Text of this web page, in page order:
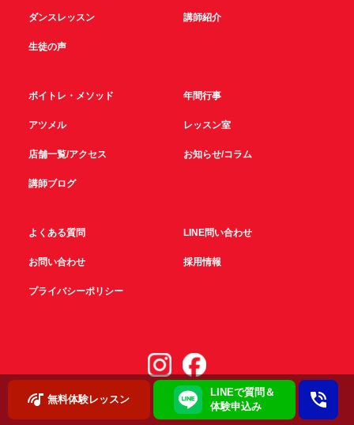
無料体験レッスン
LINEで質問＆
体験申込み
ダンスレッスン 講師紹介
生徒の声
ボイトレ・メソッド 年間行事
アツメル レッスン室
店舗一覧/アクセス お知らせ/コラム
講師ブログ
よくある質問 LINE問い合わせ
お問い合わせ 採用情報
プライバシーポリシー